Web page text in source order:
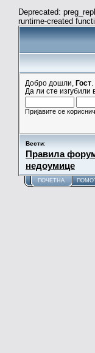
Deprecated:
runtime-created
Добро дошли, Гост
Да ли сте изгубили
Пријавите се
Вести:
Правила
недоумице
ПОЧЕТНА